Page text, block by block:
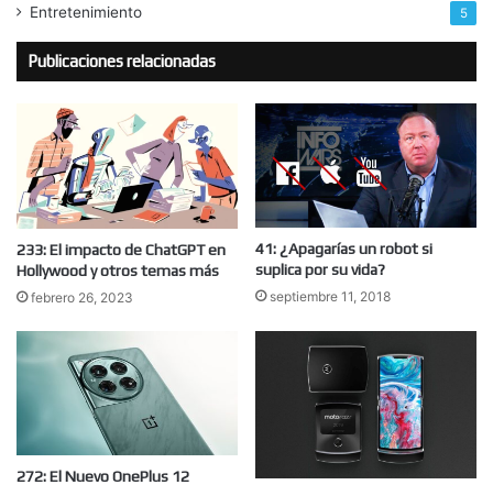
Entretenimiento 5
Publicaciones relacionadas
233: El impacto de ChatGPT en
Hollywood y otros temas más
febrero 26, 2023
41: ¿Apagarías un robot si
suplica por su vida?
septiembre 11, 2018
272: El Nuevo OnePlus 12